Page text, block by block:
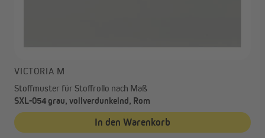
VICTORIA M
Stoffmuster für Stoffrollo nach Maß
SXL-054 grau, vollverdunkelnd, Rom
In den Warenkorb